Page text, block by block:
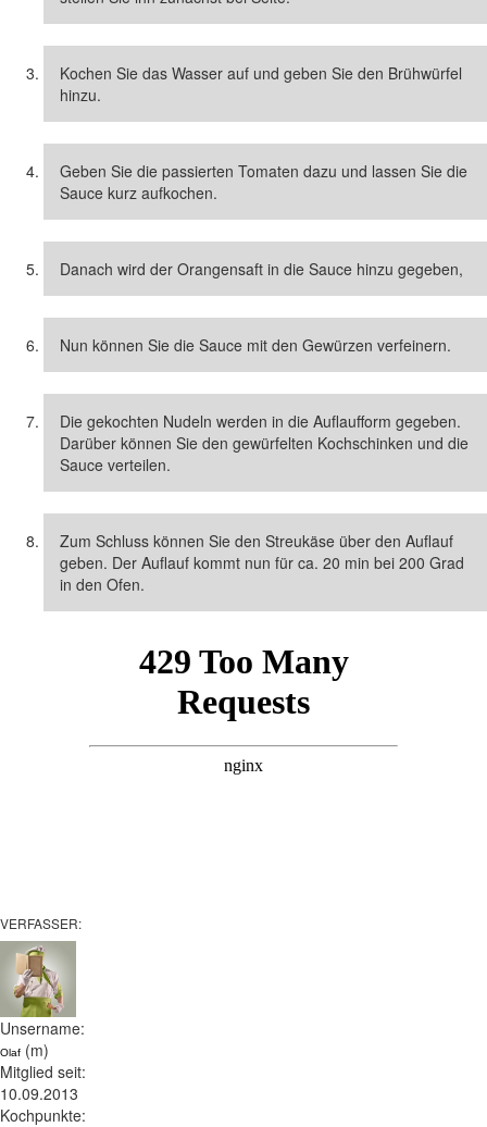
Kochen Sie das Wasser auf und geben Sie den Brühwürfel
hinzu.
Geben Sie die passierten Tomaten dazu und lassen Sie die
Sauce kurz aufkochen.
Danach wird der Orangensaft in die Sauce hinzu gegeben,
Nun können Sie die Sauce mit den Gewürzen verfeinern.
Die gekochten Nudeln werden in die Auflaufform gegeben.
Darüber können Sie den gewürfelten Kochschinken und die
Sauce verteilen.
Zum Schluss können Sie den Streukäse über den Auflauf
geben. Der Auflauf kommt nun für ca. 20 min bei 200 Grad
in den Ofen.
VERFASSER:
Unsername:
Olaf (m)
Mitglied seit:
10.09.2013
Kochpunkte: